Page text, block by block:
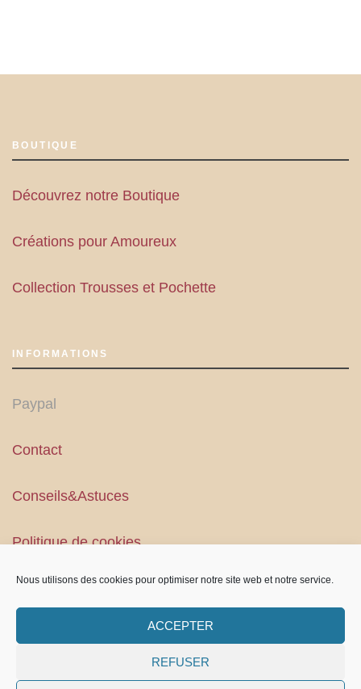
Nous utilisons des cookies pour optimiser notre site web et notre service.
ACCEPTER
REFUSER
BOUTIQUE
Découvrez notre Boutique
Créations pour Amoureux
Collection Trousses et Pochette
INFORMATIONS
Paypal
Contact
Conseils&Astuces
Politique de cookies
Conditions Générales